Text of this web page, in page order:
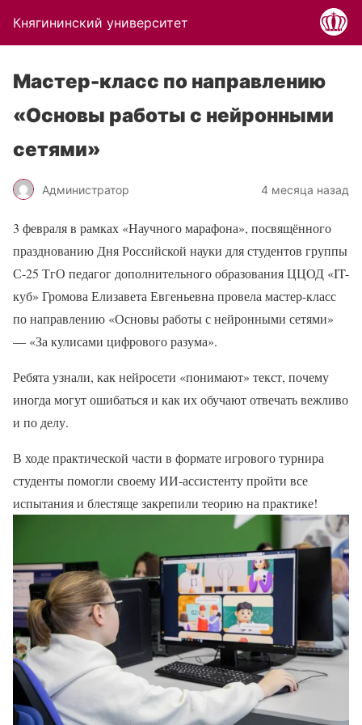
Княгининский университет
Мастер-класс по направлению
«Основы работы с нейронными
сетями»
Администратор 4 месяца назад
3 февраля в рамках «Научного марафона», посвящённого
празднованию Дня Российской науки для студентов группы
С-25 ТгО педагог дополнительного образования ЦЦОД «IT-
куб» Громова Елизавета Евгеньевна провела мастер-класс
по направлению «Основы работы с нейронными сетями»
— «За кулисами цифрового разума».
Ребята узнали, как нейросети «понимают» текст, почему
иногда могут ошибаться и как их обучают отвечать вежливо
и по делу.
В ходе практической части в формате игрового турнира
студенты помогли своему ИИ-ассистенту пройти все
испытания и блестяще закрепили теорию на практике!